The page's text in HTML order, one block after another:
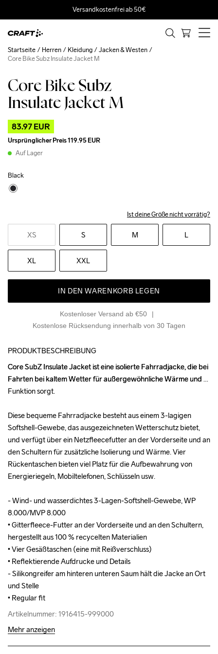
Versandkostenfrei ab 50€
Core Bike Subz
Insulate Jacket M
83.97 EUR
Ursprünglicher Preis119.95 EUR
Auf Lager
Black
Ist deine Größe nicht vorrätig?
XS S M L
XL XXL
IN DEN WARENKORB LEGEN
Kostenloser Versand ab €50
Kostenlose Rücksendung innerhalb von 30 Tagen
Startseite Herren Kleidung
Jacken & Westen
Core Bike Subz Insulate Jacket M
Outlet
PRODUKTBESCHREIBUNG
Core SubZ Insulate Jacket ist eine isolierte Fahrradjacke, die bei
Fahrten bei kaltem Wetter für außergewöhnliche Wärme und
Funktion sorgt.
Diese bequeme Fahrradjacke besteht aus einem 3-lagigen
Softshell-Gewebe, das ausgezeichneten Wetterschutz bietet,
und verfügt über ein Netzfleecefutter an der Vorderseite und an
den Schultern für zusätzliche Isolierung und Wärme. Vier
Rückentaschen bieten viel Platz für die Aufbewahrung von
Energieriegeln, Mobiltelefonen, Schlüsseln usw.
- Wind- und wasserdichtes 3-Lagen-Softshell-Gewebe, WP
8.000/MVP 8.000
• Gitterfleece-Futter an der Vorderseite und an den Schultern,
hergestellt aus 100 % recycelten Materialien
• Vier Gesäßtaschen (eine mit Reißverschluss)
• Reflektierende Aufdrucke und Details
- Silikongreifer am hinteren unteren Saum hält die Jacke an Ort
und Stelle
• Regular fit
Artikelnummer: 1916415-999000
Core SubZ Insulate Jacket ist eine isolierte Fahrradjacke, die bei
Fahrten bei kaltem Wetter für außergewöhnliche Wärme und
Funktion sorgt.
Diese bequeme Fahrradjacke besteht aus einem 3-lagigen
Softshell-Gewebe, das ausgezeichneten Wetterschutz bietet,
und verfügt über ein Netzfleecefutter an der Vorderseite und an
den Schultern für zusätzliche Isolierung und Wärme. Vier
Rückentaschen bieten viel Platz für die Aufbewahrung von
Energieriegeln, Mobiltelefonen, Schlüsseln usw.
- Wind- und wasserdichtes 3-Lagen-Softshell-Gewebe, WP
8.000/MVP 8.000
• Gitterfleece-Futter an der Vorderseite und an den Schultern,
hergestellt aus 100 % recycelten Materialien
• Vier Gesäßtaschen (eine mit Reißverschluss)
• Reflektierende Aufdrucke und Details
- Silikongreifer am hinteren unteren Saum hält die Jacke an Ort
und Stelle
• Regular fit
Artikelnummer: 1916415-999000
Mehr anzeigen